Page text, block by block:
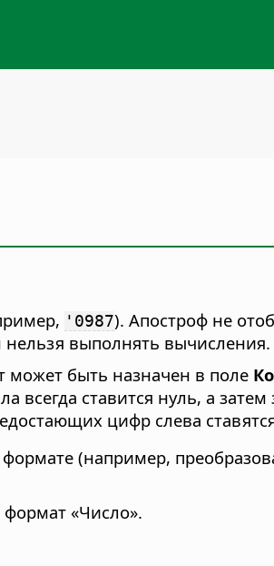
'0987). Апостроф не
нельзя выполнять вычисления.
может быть назначен в поле
всегда ставится нуль, а
цифр слева
(например,
«Число».